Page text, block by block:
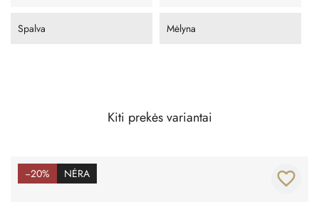
Spalva Mėlyna
Kiti prekės variantai
−20% NĖRA favorite_border